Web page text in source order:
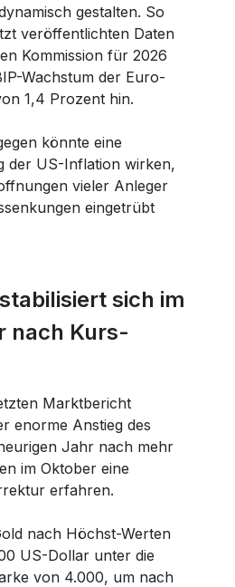
gestalten. So
veröffentlichten Daten
Kommission für 2026
Wachstum der Euro-
1,4 Prozent hin.
könnte eine
der US-Inflation wirken,
vieler Anleger
eingetrübt
sich im
nach Kurs-
Marktbericht
enorme Anstieg des
Jahr nach mehr
im Oktober eine
erfahren.
nach Höchst-Werten
US-Dollar unter die
von 4.000, um nach